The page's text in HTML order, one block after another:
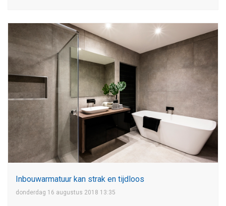
Inbouwarmatuur kan strak en tijdloos
donderdag 16 augustus 2018 13:35